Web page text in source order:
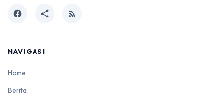
facebook share rss_feed
NAVIGASI
Home
Berita